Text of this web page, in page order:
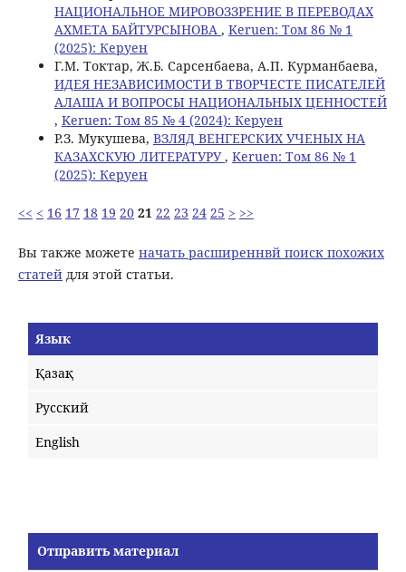
НАЦИОНАЛЬНОЕ МИРОВОЗЗРЕНИЕ В ПЕРЕВОДАХ
АХМЕТА БАЙТУРСЫНОВА , Keruen: Том 86 № 1
(2025): Керуен
Г.М. Токтар, Ж.Б. Сарсенбаева, А.П. Курманбаева,
ИДЕЯ НЕЗАВИСИМОСТИ В ТВОРЧЕСТЕ ПИСАТЕЛЕЙ
АЛАША И ВОПРОСЫ НАЦИОНАЛЬНЫХ ЦЕННОСТЕЙ
, Keruen: Том 85 № 4 (2024): Керуен
Р.З. Мукушева, ВЗЛЯД ВЕНГЕРСКИХ УЧЕНЫХ НА
КАЗАХСКУЮ ЛИТЕРАТУРУ, Keruen: Том 86 № 1
(2025): Керуен
<< < 16 17 18 19 20 21 22 23 24 25 > >>
Вы также можете начать расширеннвй поиск похожих
статейдля этой статьи.
Язык
Қазақ
Русский
English
Отправить материал